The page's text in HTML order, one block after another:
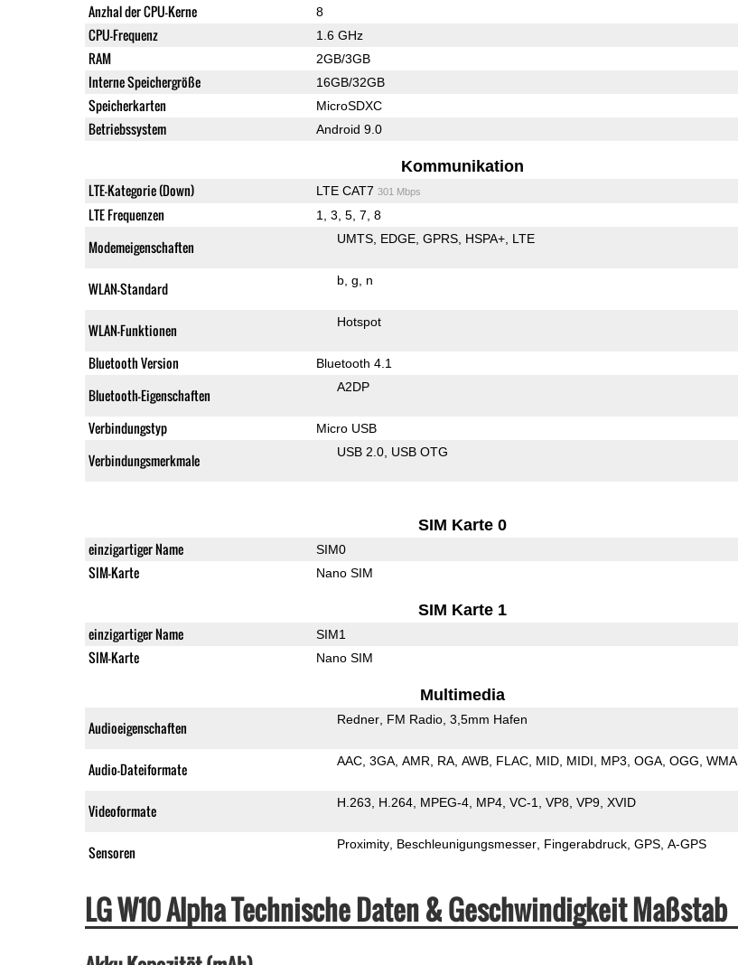
Anzhal der CPU-Kerne 8
CPU-Frequenz 1.6 GHz
RAM 2GB/3GB
Interne Speichergröße 16GB/32GB
Speicherkarten MicroSDXC
Betriebssystem Android 9.0
Kommunikation
LTE-Kategorie (Down) LTE CAT7 301 Mbps
LTE Frequenzen 1, 3, 5, 7, 8
Modemeigenschaften UMTS EDGE GPRS HSPA+ LTE
WLAN-Standard b g n
WLAN-Funktionen Hotspot
Bluetooth Version Bluetooth 4.1
Bluetooth-Eigenschaften A2DP
Verbindungstyp Micro USB
Verbindungsmerkmale USB 2.0 USB OTG
SIM Karte 0
einzigartiger Name SIM0
SIM-Karte Nano SIM
SIM Karte 1
einzigartiger Name SIM1
SIM-Karte Nano SIM
Multimedia
Audioeigenschaften Redner FM Radio 3,5mm Hafen
Audio-Dateiformate AAC 3GA AMR RA AWB FLAC MID MIDI MP3 OGA OGG WMA
Videoformate H.263 H.264 MPEG-4 MP4 VC-1 VP8 VP9 XVID
Sensoren Proximity Beschleunigungsmesser Fingerabdruck GPS A-GPS
LG W10 Alpha Technische Daten & Geschwindigkeit Maßstab